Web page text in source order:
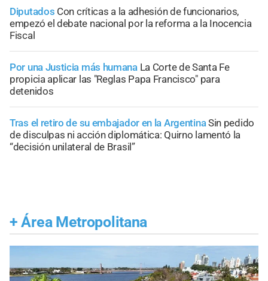
Diputados Con críticas a la adhesión de funcionarios,
empezó el debate nacional por la reforma a la Inocencia
Fiscal
Por una Justicia más humana La Corte de Santa Fe
propicia aplicar las "Reglas Papa Francisco" para
detenidos
Tras el retiro de su embajador en la ArgentinaSin pedido
de disculpas ni acción diplomática: Quirno lamentó la
“decisión unilateral de Brasil”
+ Área Metropolitana